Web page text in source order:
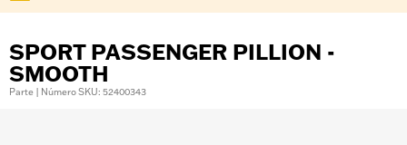
SPORT PASSENGER PILLION -
SMOOTH
Parte | Número SKU: 52400343